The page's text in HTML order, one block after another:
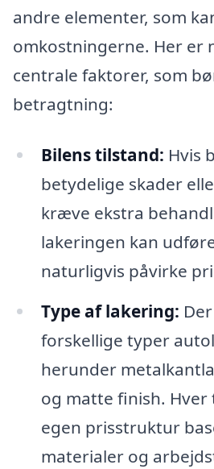
andre elementer, som
omkostningerne. Her er
centrale faktorer, som
betragtning:
Bilens tilstand: Hvis
betydelige skader
kræve ekstra
lakeringen kan
naturligvis påvirke
Type af lakering:
forskellige typer
herunder
og matte finish. Hver
egen prisstruktur
materialer og